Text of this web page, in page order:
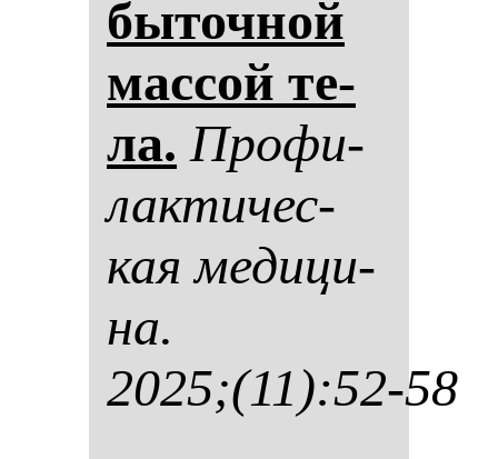
бы­точ­ной
мас­сой те­
ла. Про­фи­
лак­ти­чес­
кая ме­ди­ци­
на.
2025;(11):52-58